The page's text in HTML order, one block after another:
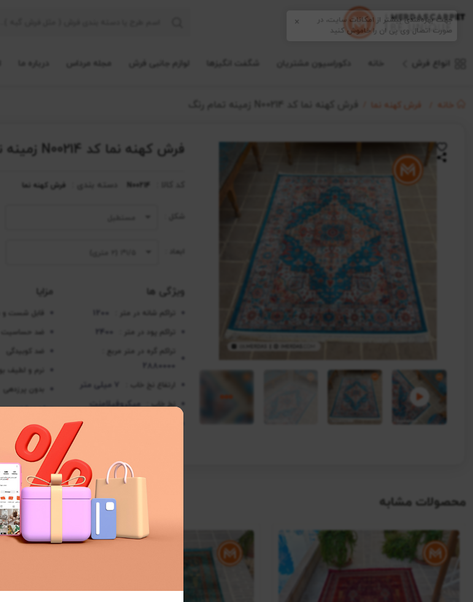
انواع فرش خانه دکوراسیون مشتریان شگفت انگیزها لوازم جانبی فرش مجله مرداس
خانه فرش کهنه نما فرش کهنه نما کد N00214 زمینه تمام رنگ
فرش کهنه نما کد N00214 زمینه تمام رنگ
N00214 فرش کهنه نما
ابعاد :
ویژگی ها
تراکم شانه در متر : 1200
تراکم پود در متر : 2400
تراکم گره در متر مربع :
2880000
ارتفاع نخ خاب : 7 میلی متر
نخ خاب : میکروفیلامنت
مزایا
قابل شست و
ضد حساسیت
ضد کوبیدگی
نرم و لطیف
بدون پرزدهی
موارد بیشتر
محصولات مشابه